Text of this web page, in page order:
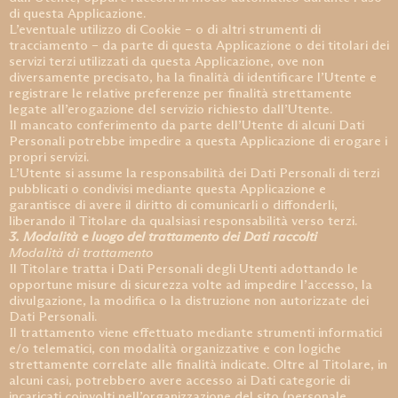
di questa Applicazione.
L’eventuale utilizzo di Cookie – o di altri strumenti di
tracciamento – da parte di questa Applicazione o dei titolari dei
servizi terzi utilizzati da questa Applicazione, ove non
diversamente precisato, ha la finalità di identificare l’Utente e
registrare le relative preferenze per finalità strettamente
legate all’erogazione del servizio richiesto dall’Utente.
Il mancato conferimento da parte dell’Utente di alcuni Dati
Personali potrebbe impedire a questa Applicazione di erogare i
propri servizi.
L’Utente si assume la responsabilità dei Dati Personali di terzi
pubblicati o condivisi mediante questa Applicazione e
garantisce di avere il diritto di comunicarli o diffonderli,
liberando il Titolare da qualsiasi responsabilità verso terzi.
3. Modalità e luogo del trattamento dei Dati raccolti
Modalità di trattamento
Il Titolare tratta i Dati Personali degli Utenti adottando le
opportune misure di sicurezza volte ad impedire l’accesso, la
divulgazione, la modifica o la distruzione non autorizzate dei
Dati Personali.
Il trattamento viene effettuato mediante strumenti informatici
e/o telematici, con modalità organizzative e con logiche
strettamente correlate alle finalità indicate. Oltre al Titolare, in
alcuni casi, potrebbero avere accesso ai Dati categorie di